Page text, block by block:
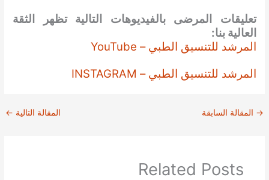
تعليقات المرضى بالفيديوهات التالية تظهر الثقة
العالية بنا:
المرشد للتنسيق الطبي – YouTube
المرشد للتنسيق الطبي – INSTAGRAM
→ المقالة السابقة المقالة التالية ←
Related Posts